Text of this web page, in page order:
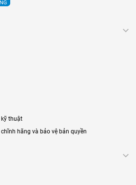
kỹ thuật
hãng và bảo vệ bản quyền